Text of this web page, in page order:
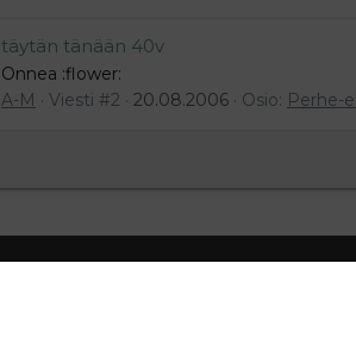
täytän tänään 40v
Onnea :flower:
A-M
Viesti #2 20.08.2006 Osio: Perhe-